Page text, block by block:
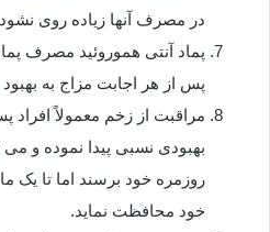
در مصرف آنها زیاده روی
پماد آنتی هموروئید مصرف
پس از هر اجابت مزاج به
مراقبت از زخم معمولاً
بهبودی نسبی پیدا نموده و می
روزمره خود برسند اما تا یک
خود محافظت نماید.